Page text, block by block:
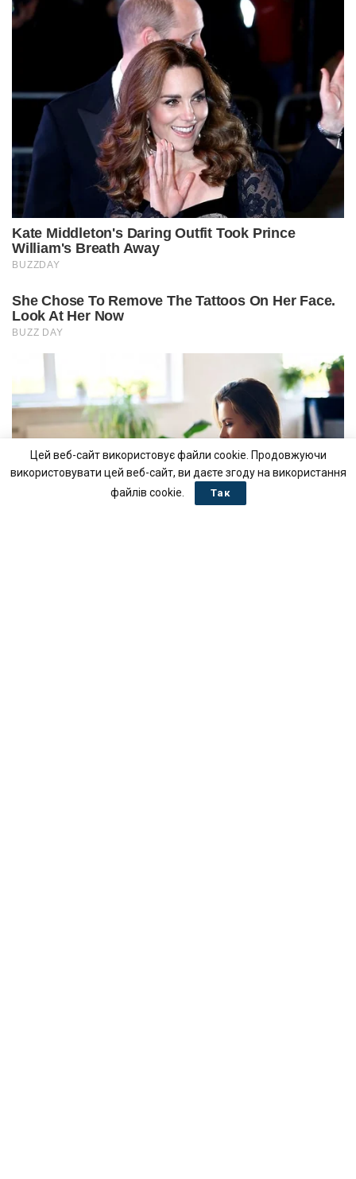
Цей веб-сайт використовує файли cookie. Продовжуючи
використовувати цей веб-сайт, ви даєте згоду на використання
файлів cookie.
Так